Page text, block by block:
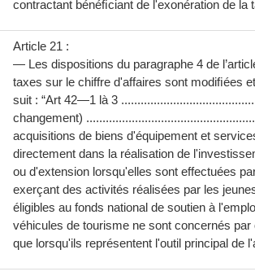
contractant bénéﬁciant de l'exonération de la
Article 21 :
— Les dispositions du paragraphe 4 de
taxes sur le chiffre d'affaires sont modiﬁées
suit : “Art 42—1 là 3
changement)
acquisitions de biens d'équipement et
directement dans la réalisation de
ou d'extension lorsqu'elles sont effectuées
exerçant des activités réalisées par les
éligibles au fonds national de soutien à
véhicules de tourisme ne sont concernés par
que lorsqu'ils représentent l'outil principal de